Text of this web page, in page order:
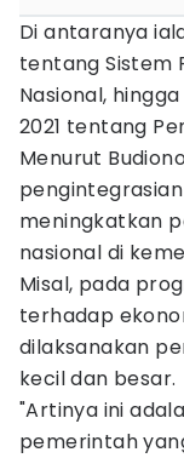
Di antaranya
tentang Sistem
Nasional,
2021 tentang
Menurut
meningkatkan
nasional di
Misal, pada
terhadap
dilaksanakan
kecil dan besar.
"Artinya ini
pemerintah